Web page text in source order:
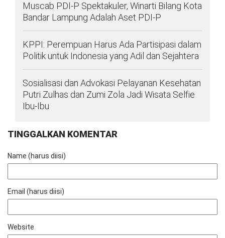
Muscab PDI-P Spektakuler, Winarti Bilang Kota
Bandar Lampung Adalah Aset PDI-P
KPPI: Perempuan Harus Ada Partisipasi dalam
Politik untuk Indonesia yang Adil dan Sejahtera
Sosialisasi dan Advokasi Pelayanan Kesehatan
Putri Zulhas dan Zumi Zola Jadi Wisata Selfie
Ibu-Ibu
TINGGALKAN KOMENTAR
Name (harus diisi)
Email (harus diisi)
Website